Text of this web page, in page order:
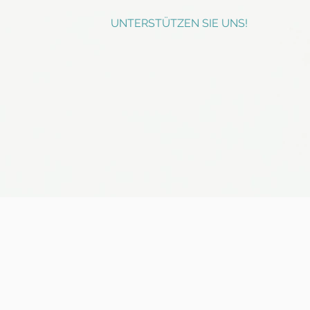
UNTERSTÜTZEN SIE UNS!